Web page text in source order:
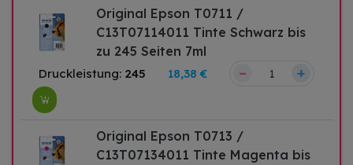
Original Epson T0711 /
C13T07114011 Tinte Schwarz bis
zu 245 Seiten 7ml
Druckleistung: 245 18,38 € – +
Original Epson T0713 /
C13T07134011 Tinte Magenta bis